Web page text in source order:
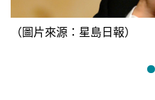
片來源：星島日報）